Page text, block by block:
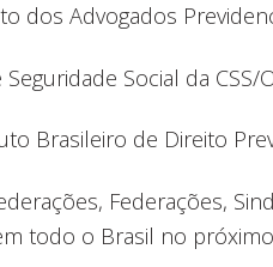
dos Advogados
Social da CSS/
Brasileiro de Direito
Federações,
todo o Brasil no